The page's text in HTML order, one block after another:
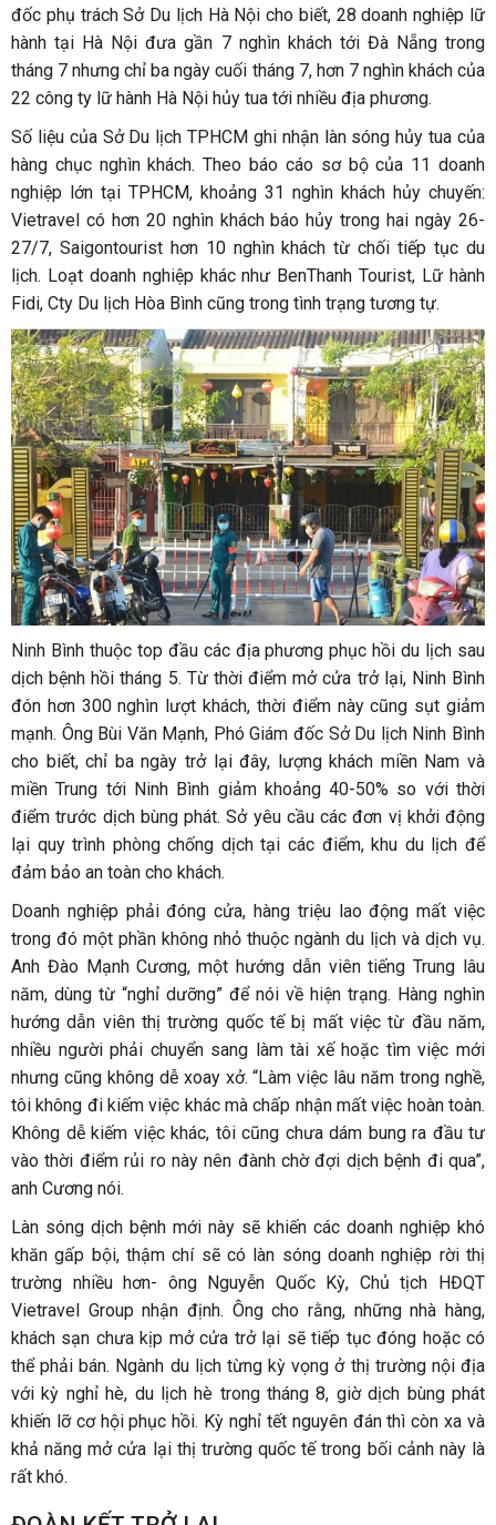
đốc phụ trách Sở Du lịch Hà Nội cho biết, 28 doanh nghiệp lữ
hành tại Hà Nội đưa gần 7 nghìn khách tới Đà Nẵng trong
tháng 7 nhưng chỉ ba ngày cuối tháng 7, hơn 7 nghìn khách của
22 công ty lữ hành Hà Nội hủy tua tới nhiều địa phương.
Số liệu của Sở Du lịch TPHCM ghi nhận làn sóng hủy tua của
hàng chục nghìn khách. Theo báo cáo sơ bộ của 11 doanh
nghiệp lớn tại TPHCM, khoảng 31 nghìn khách hủy chuyến:
Vietravel có hơn 20 nghìn khách báo hủy trong hai ngày 26-
27/7, Saigontourist hơn 10 nghìn khách từ chối tiếp tục du
lịch. Loạt doanh nghiệp khác như BenThanh Tourist, Lữ hành
Fidi, Cty Du lịch Hòa Bình cũng trong tình trạng tương tự.
Ninh Bình thuộc top đầu các địa phương phục hồi du lịch sau
dịch bệnh hồi tháng 5. Từ thời điểm mở cửa trở lại, Ninh Bình
đón hơn 300 nghìn lượt khách, thời điểm này cũng sụt giảm
mạnh. Ông Bùi Văn Mạnh, Phó Giám đốc Sở Du lịch Ninh Bình
cho biết, chỉ ba ngày trở lại đây, lượng khách miền Nam và
miền Trung tới Ninh Bình giảm khoảng 40-50% so với thời
điểm trước dịch bùng phát. Sở yêu cầu các đơn vị khởi động
lại quy trình phòng chống dịch tại các điểm, khu du lịch để
đảm bảo an toàn cho khách.
Doanh nghiệp phải đóng cửa, hàng triệu lao động mất việc
trong đó một phần không nhỏ thuộc ngành du lịch và dịch vụ.
Anh Đào Mạnh Cương, một hướng dẫn viên tiếng Trung lâu
năm, dùng từ “nghỉ dưỡng” để nói về hiện trạng. Hàng nghìn
hướng dẫn viên thị trường quốc tế bị mất việc từ đầu năm,
nhiều người phải chuyển sang làm tài xế hoặc tìm việc mới
nhưng cũng không dễ xoay xở. “Làm việc lâu năm trong nghề,
tôi không đi kiếm việc khác mà chấp nhận mất việc hoàn toàn.
Không dễ kiếm việc khác, tôi cũng chưa dám bung ra đầu tư
vào thời điểm rủi ro này nên đành chờ đợi dịch bệnh đi qua”,
anh Cương nói.
Làn sóng dịch bệnh mới này sẽ khiến các doanh nghiệp khó
khăn gấp bội, thậm chí sẽ có làn sóng doanh nghiệp rời thị
trường nhiều hơn- ông Nguyễn Quốc Kỳ, Chủ tịch HĐQT
Vietravel Group nhận định. Ông cho rằng, những nhà hàng,
khách sạn chưa kịp mở cửa trở lại sẽ tiếp tục đóng hoặc có
thể phải bán. Ngành du lịch từng kỳ vọng ở thị trường nội địa
với kỳ nghỉ hè, du lịch hè trong tháng 8, giờ dịch bùng phát
khiến lỡ cơ hội phục hồi. Kỳ nghỉ tết nguyên đán thì còn xa và
khả năng mở cửa lại thị trường quốc tế trong bối cảnh này là
rất khó.